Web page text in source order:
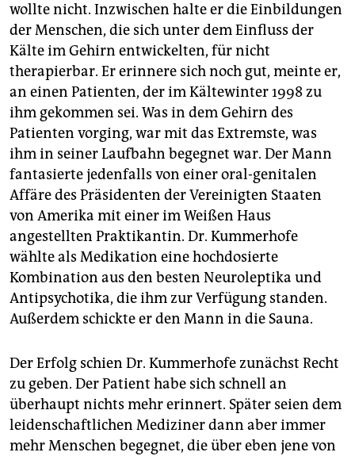
wollte nicht. Inzwischen halte er die Einbildungen
der Menschen, die sich unter dem Einfluss der
Kälte im Gehirn entwickelten, für nicht
therapierbar. Er erinnere sich noch gut, meinte er,
an einen Patienten, der im Kältewinter 1998 zu
ihm gekommen sei. Was in dem Gehirn des
Patienten vorging, war mit das Extremste, was
ihm in seiner Laufbahn begegnet war. Der Mann
fantasierte jedenfalls von einer oral-genitalen
Affäre des Präsidenten der Vereinigten Staaten
von Amerika mit einer im Weißen Haus
angestellten Praktikantin. Dr. Kummerhofe
wählte als Medikation eine hochdosierte
Kombination aus den besten Neuroleptika und
Antipsychotika, die ihm zur Verfügung standen.
Außerdem schickte er den Mann in die Sauna.
Der Erfolg schien Dr. Kummerhofe zunächst Recht
zu geben. Der Patient habe sich schnell an
überhaupt nichts mehr erinnert. Später seien dem
leidenschaftlichen Mediziner dann aber immer
mehr Menschen begegnet, die über eben jene von